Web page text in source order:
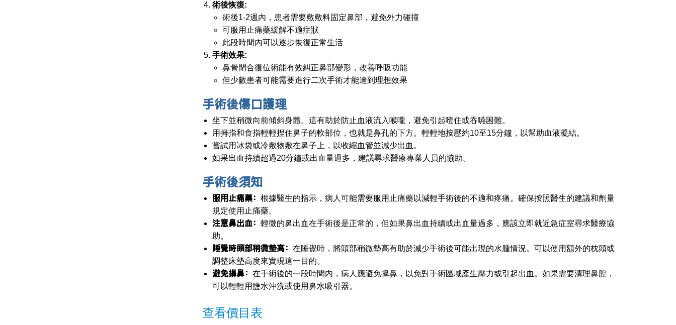
術後恢復:
術後1-2週內，患者需要敷敷料固定鼻部，避免外力碰撞
可服用止痛藥緩解不適症狀
此段時間內可以逐步恢復正常生活
手術效果:
鼻骨閉合復位術能有效糾正鼻部變形，改善呼吸功能
但少數患者可能需要進行二次手術才能達到理想效果
手術後傷口護理
坐下並稍微向前傾斜身體。這有助於防止血液流入喉嚨，避免引起噎住或吞嚥困難。
用拇指和食指輕輕捏住鼻子的軟部位，也就是鼻孔的下方。輕輕地按壓約10至15分鐘，以幫助血液凝結。
嘗試用冰袋或冷敷物敷在鼻子上，以收縮血管並減少出血。
如果出血持續超過20分鐘或出血量過多，建議尋求醫療專業人員的協助。
手術後須知
服用止痛藥： 根據醫生的指示，病人可能需要服用止痛藥以減輕手術後的不適和疼痛。確保按照醫生的建議和劑量
規定使用止痛藥。
注意鼻出血： 輕微的鼻出血在手術後是正常的，但如果鼻出血持續或出血量過多，應該立即就近急症室尋求醫療協
助。
睡覺時頭部稍微墊高： 在睡覺時，將頭部稍微墊高有助於減少手術後可能出現的水腫情況。可以使用額外的枕頭或
調整床墊高度來實現這一目的。
避免擤鼻： 在手術後的一段時間內，病人應避免擤鼻，以免對手術區域產生壓力或引起出血。如果需要清理鼻腔，
可以輕輕用鹽水沖洗或使用鼻水吸引器。
查看價目表